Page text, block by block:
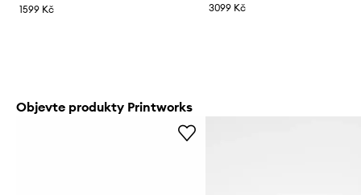
1599 Kč
3099 Kč
Objevte produkty Printworks